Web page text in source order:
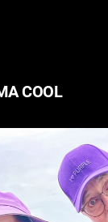
COOL